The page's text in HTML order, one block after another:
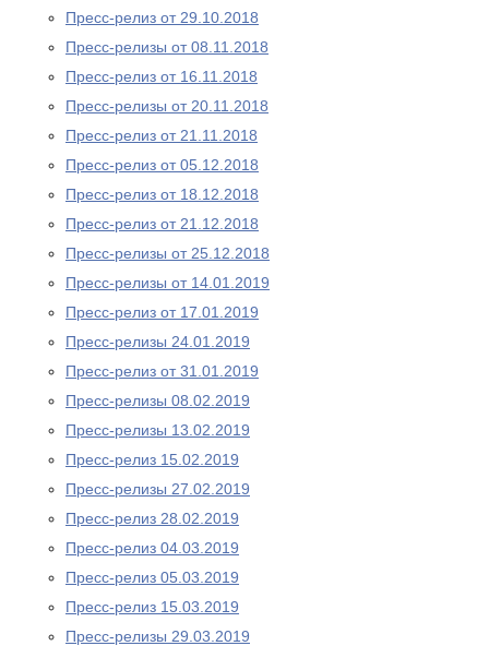
Пресс-релиз от 29.10.2018
Пресс-релизы от 08.11.2018
Пресс-релиз от 16.11.2018
Пресс-релизы от 20.11.2018
Пресс-релиз от 21.11.2018
Пресс-релиз от 05.12.2018
Пресс-релиз от 18.12.2018
Пресс-релиз от 21.12.2018
Пресс-релизы от 25.12.2018
Пресс-релизы от 14.01.2019
Пресс-релиз от 17.01.2019
Пресс-релизы 24.01.2019
Пресс-релиз от 31.01.2019
Пресс-релизы 08.02.2019
Пресс-релизы 13.02.2019
Пресс-релиз 15.02.2019
Пресс-релизы 27.02.2019
Пресс-релиз 28.02.2019
Пресс-релиз 04.03.2019
Пресс-релиз 05.03.2019
Пресс-релиз 15.03.2019
Пресс-релизы 29.03.2019